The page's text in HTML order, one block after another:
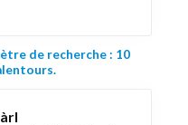
de recherche : 10